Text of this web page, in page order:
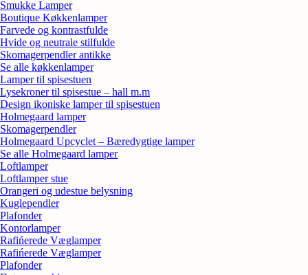
Smukke Lamper
Boutique Køkkenlamper
Farvede og kontrastfulde
Hvide og neutrale stilfulde
Skomagerpendler antikke
Se alle køkkenlamper
Lamper til spisestuen
Lysekroner til spisestue – hall m.m
Design ikoniske lamper til spisestuen
Holmegaard lamper
Skomagerpendler
Holmegaard Upcyclet – Bæredygtige lamper
Se alle Holmegaard lamper
Loftlamper
Loftlamper stue
Orangeri og udestue belysning
Kuglependler
Plafonder
Kontorlamper
Rafińerede Væglamper
Rafińerede Væglamper
Plafonder